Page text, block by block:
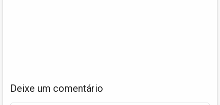
Deixe um comentário